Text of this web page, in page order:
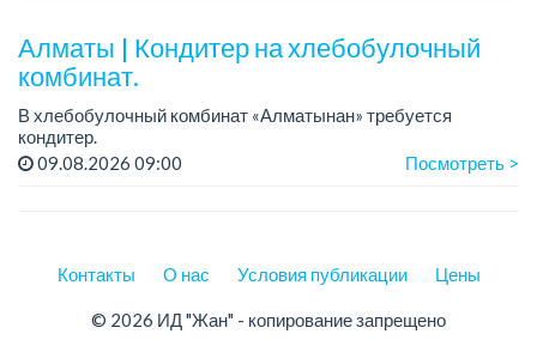
Алматы | Кондитер на хлебобулочный
комбинат.
В хлебобулочный комбинат «Алматынан» требуется
кондитер.
Зарплата: 200 000 тенге на руки.
График работы: 4/3, с 09.00 до 18.00. Дополнительный
09.08.2026 09:00 Посмотреть >
Контакты О нас Условия публикации Цены
© 2026 ИД "Жан" - копирование запрещено